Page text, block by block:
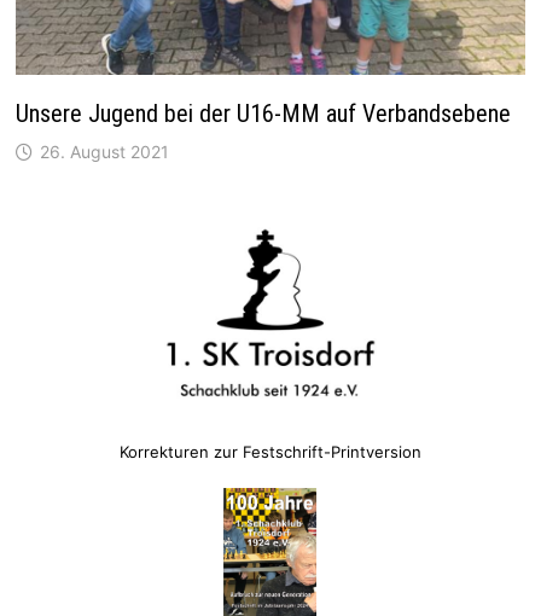
Unsere Jugend bei der U16-MM auf Verbandsebene
26. August 2021
Korrekturen zur Festschrift-Printversion